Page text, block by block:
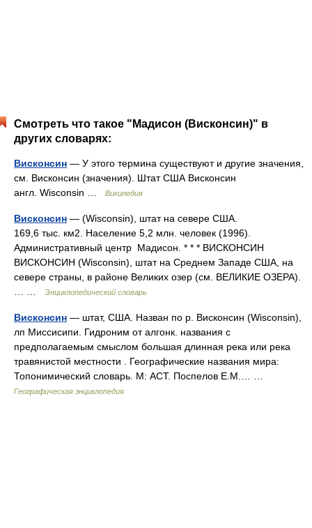
Смотреть что такое "Мадисон (Висконсин)" в
других словарях:
Висконсин — У этого термина существуют и другие значения,
см. Висконсин (значения). Штат США Висконсин
англ. Wisconsin …
Википедия
Висконсин — (Wisconsin), штат на севере США.
169,6 тыс. км2. Население 5,2 млн. человек (1996).
Административный центр Мадисон. * * * ВИСКОНСИН
ВИСКОНСИН (Wisconsin), штат на Среднем Западе США, на
севере страны, в районе Великих озер (см. ВЕЛИКИЕ ОЗЕРА).
… …
Энциклопедический словарь
Висконсин — штат, США. Назван по р. Висконсин (Wisconsin),
лп Миссисипи. Гидроним от алгонк. названия с
предполагаемым смыслом большая длинная река или река
травянистой местности . Географические названия мира:
Топонимический словарь. М: АСТ. Поспелов Е.М.… …
Географическая энциклопедия